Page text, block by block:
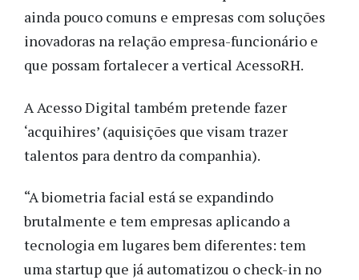
ainda pouco comuns e empresas com soluções
inovadoras na relação empresa-funcionário e
que possam fortalecer a vertical AcessoRH.
A Acesso Digital também pretende fazer
‘acquihires’ (aquisições que visam trazer
talentos para dentro da companhia).
“A biometria facial está se expandindo
brutalmente e tem empresas aplicando a
tecnologia em lugares bem diferentes: tem
uma startup que já automatizou o check-in no